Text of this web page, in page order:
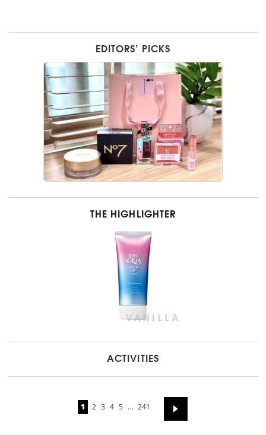
EDITORS’ PICKS
THE HIGHLIGHTER
ACTIVITIES
1 2 3 4 5 ... 241